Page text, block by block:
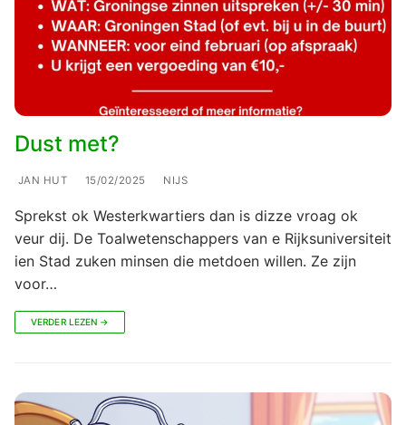
Dust met?
JAN HUT 15/02/2025 NIJS
Sprekst ok Westerkwartiers dan is dizze vroag ok
veur dij. De Toalwetenschappers van e Rijksuniversiteit
ien Stad zuken minsen die metdoen willen. Ze zijn
voor…
VERDER LEZEN →